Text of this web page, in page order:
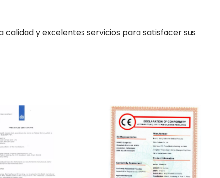
y excelentes servicios para satisfacer sus